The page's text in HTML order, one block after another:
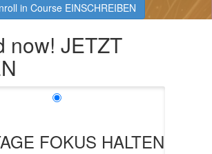
in Course EINSCHREIBEN
now! JETZT
FOKUS HALTEN